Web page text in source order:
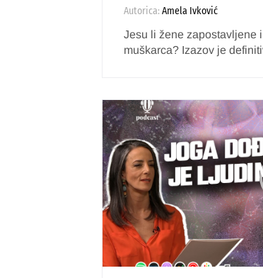
Autorica:Amela Ivković
Jesu li žene zapostavljene
muškarca? Izazov je